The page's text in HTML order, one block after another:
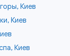
Киев
Киев
Киев